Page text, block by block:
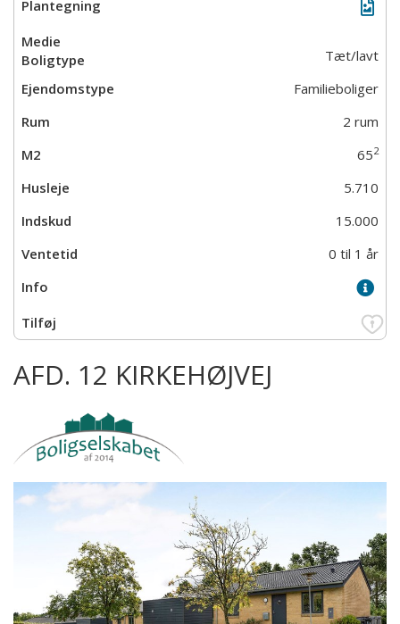
Tæt/lavt
Familieboliger
2 rum
652
5.710
15.000
0 til 1 år
AFD. 12 KIRKEHØJVEJ